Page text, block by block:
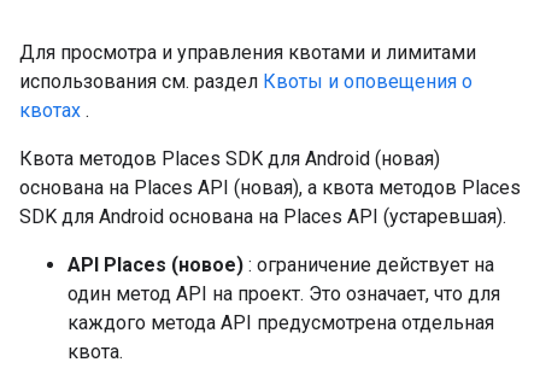
Для просмотра и управления квотами и лимитами
использования см. раздел Квоты и оповещения о
квотах .
Квота методов Places SDK для Android (новая)
основана на Places API (новая), а квота методов Places
SDK для Android основана на Places API (устаревшая).
API Places (новое) : ограничение действует на
один метод API на проект. Это означает, что для
каждого метода API предусмотрена отдельная
квота.